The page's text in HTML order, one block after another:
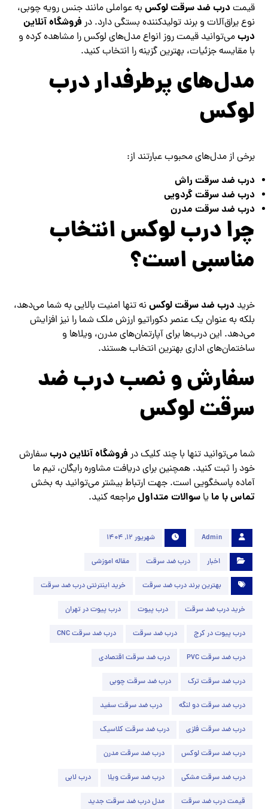
قیمت درب ضد سرقت لوکس به عواملی مانند جنس رویه چوبی،
نوع یراق‌آلات و برند تولیدکننده بستگی دارد. در فروشگاه آنلاین
دربمی‌توانید قیمت روز انواع مدل‌های لوکس را مشاهده کرده و
با مقایسه جزئیات، بهترین گزینه را انتخاب کنید.
مدل‌های پرطرفدار درب
لوکس
برخی از مدل‌های محبوب عبارتند از:
درب ضد سرقت راش
درب ضد سرقت گردویی
درب ضد سرقت مدرن
چرا درب لوکس انتخاب
مناسبی است؟
خرید درب ضد سرقت لوکس نه تنها امنیت بالایی به شما می‌دهد،
بلکه به عنوان یک عنصر دکوراتیو ارزش ملک شما را نیز افزایش
می‌دهد. این درب‌ها برای آپارتمان‌های مدرن، ویلاها و
ساختمان‌های اداری بهترین انتخاب هستند.
سفارش و نصب درب ضد
سرقت لوکس
شما می‌توانید تنها با چند کلیک در فروشگاه آنلاین دربسفارش
خود را ثبت کنید. همچنین برای دریافت مشاوره رایگان، تیم ما
آماده پاسخگویی است. جهت ارتباط بیشتر می‌توانید به بخش
تماس با ما یاسوالات متداولمراجعه کنید.
Admin شهریور 12, 1404
اخبار درب ضد سرقت مقاله اموزشی
بهترین برند درب ضد سرقت خرید اینترنتی درب ضد سرقت
خرید درب ضد سرقت درب پیوت درب پیوت در تهران
درب پیوت در کرج درب ضد سرقت درب ضد سرقت CNC
درب ضد سرقت PVC درب ضد سرقت اقتصادی
درب ضد سرقت ترک درب ضد سرقت چوبی
درب ضد سرقت دو لنگه درب ضد سرقت سفید
درب ضد سرقت فلزی درب ضد سرقت کلاسیک
درب ضد سرقت لوکس درب ضد سرقت مدرن
درب ضد سرقت مشکی درب ضد سرقت ویلا درب لابی
قیمت درب ضد سرقت مدل درب ضد سرقت جدید